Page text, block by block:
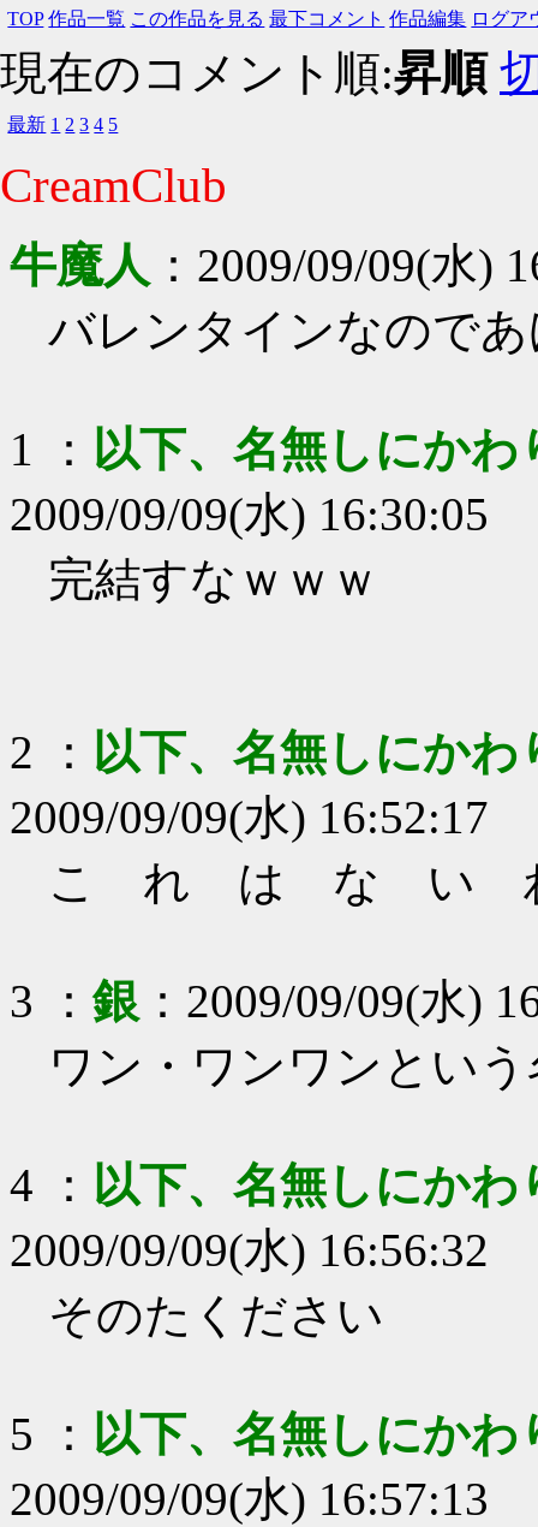
TOP 作品一覧 この作品を見る 最下コメント 作品編集 ログア
現在のコメント順:昇順
最新 1 2 3 4 5
CreamClub
牛魔人 ： 2009/09/09(水)
バレンタインなので
1 ： 以下、名無しにか
2009/09/09(水) 16:30:05
完結すなｗｗｗ
2 ： 以下、名無しにか
2009/09/09(水) 16:52:17
こ れ は な い
3 ：銀 ： 2009/09/09(水)
ワン・ワンワンとい
4 ： 以下、名無しにか
2009/09/09(水) 16:56:32
そのたください
5 ： 以下、名無しにか
2009/09/09(水) 16:57:13